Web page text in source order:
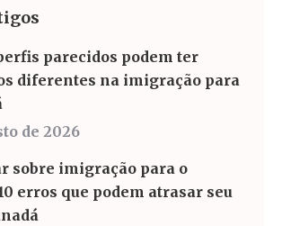
parecidos podem ter
diferentes na imigração para
de 2026
sobre imigração para o
erros que podem atrasar seu